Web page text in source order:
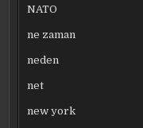
NATO
ne zaman
neden
net
new york